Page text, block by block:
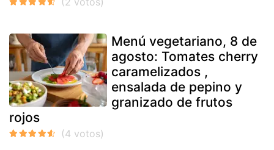
Menú vegetariano, 8 de
agosto: Tomates cherry
caramelizados ,
ensalada de pepino y
granizado de frutos
rojos